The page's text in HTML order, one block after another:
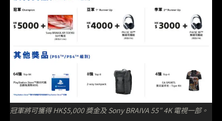
冠軍將可獲得 HK$5,000 獎金及 Sony BRAIVA 55″ 4K 電視一部。